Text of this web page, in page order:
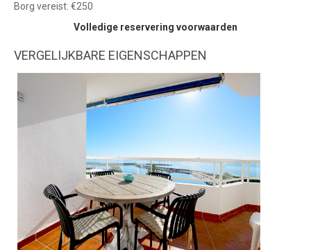
Borg vereist: €250
Volledige reservering voorwaarden
VERGELIJKBARE EIGENSCHAPPEN